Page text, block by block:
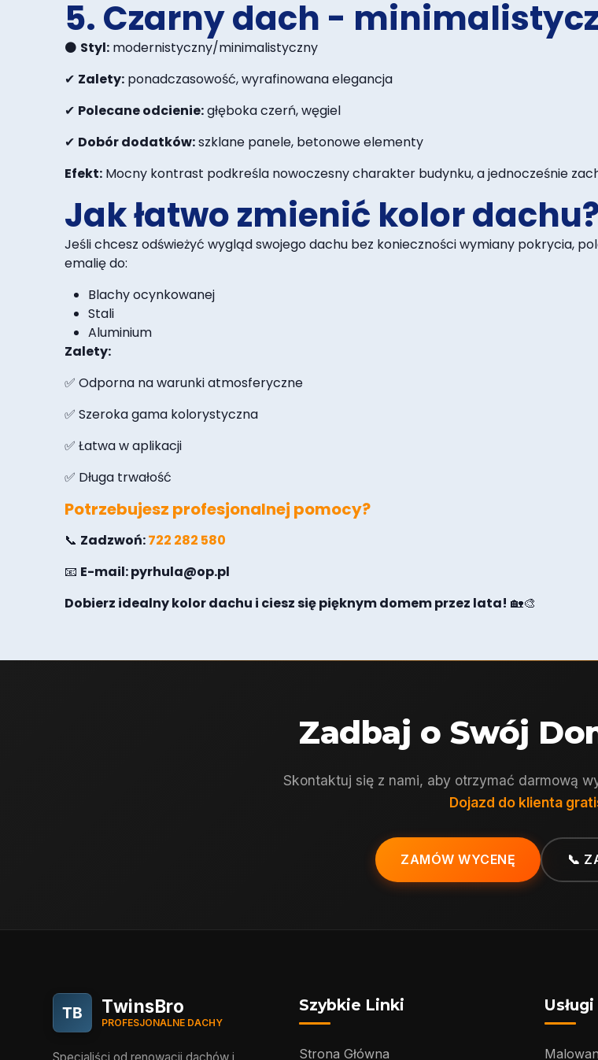
5. Czarny dach -
⚫ Styl: modernistyczny/minimalistyczny
✔ Zalety: ponadczasowość, wyrafinowana elegancja
✔ Polecane odcienie:głęboka czerń, węgiel
✔ Dobór dodatków:szklane panele, betonowe elementy
Efekt: Mocny kontrast podkreśla nowoczesny charakter budynku, a jednocześnie
Jak łatwo zmienić kolor dachu?
Jeśli chcesz odświeżyć wygląd swojego dachu bez konieczności wymiany pokrycia,
emalię do:
Blachy ocynkowanej
Stali
Aluminium
Zalety:
✅ Odporna na warunki atmosferyczne
✅ Szeroka gama kolorystyczna
✅ Łatwa w aplikacji
✅ Długa trwałość
Potrzebujesz profesjonalnej pomocy?
📞 Zadzwoń:722 282 580
📧 E-mail:pyrhula@op.pl
Dobierz idealny kolor dachu i ciesz się pięknym domem przez lata! 🏡🎨
Zadbaj o Swój
Skontaktuj się z nami, aby otrzymać darmową
Dojazd do klienta
ZAMÓW WYCENĘ 📞
TB TwinsBro
PROFESJONALNE DACHY
Szybkie Linki
Strona Główna
Usługi